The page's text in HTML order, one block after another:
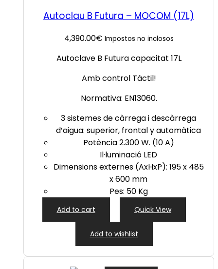
Autoclau B Futura – MOCOM (17L)
4,390.00€ Impostos no inclosos
Autoclave B Futura capacitat 17L
Amb control Tàctil!
Normativa: EN13060.
3 sistemes de càrrega i descàrrega
d’aigua: superior, frontal y automàtica
Potència 2.300 W. (10 A)
Il·luminació LED
Dimensions externes (AxHxP): 195 x 485
x 600 mm
Pes: 50 Kg
Add to cart Quick View
Add to wishlist